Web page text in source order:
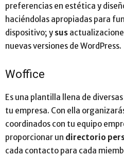
preferencias en estética y
haciéndolas apropiadas para
dispositivo; y sus
nuevas versiones de WordPress.
Woffice
Es una plantilla llena de
tu empresa. Con ella
coordinados con tu equipo
proporcionar un directorio
cada contacto para cada